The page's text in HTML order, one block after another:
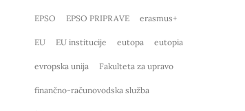
EPSO EPSO PRIPRAVE erasmus+
EU EU institucije eutopa eutopia
evropska unija Fakulteta za upravo
finančno-računovodska služba